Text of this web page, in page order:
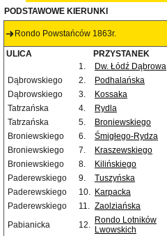
PODSTAWOWE KIERUNKI
Rondo Powstańców 1863r.
ULICA PRZYSTANEK
1.
Dw. Łódź Dąbrowa
Dąbrowskiego
2. Podhalańska
Dąbrowskiego
3. Kossaka
Tatrzańska
4. Rydla
Tatrzańska
5. Broniewskiego
Broniewskiego
6. Śmigłego-Rydza
Broniewskiego
7. Kraszewskiego
Broniewskiego
8. Kilińskiego
Paderewskiego
9. Tuszyńska
Paderewskiego
10. Karpacka
Paderewskiego
11. Zaolziańska
Pabianicka
12. Rondo Lotników
Lwowskich